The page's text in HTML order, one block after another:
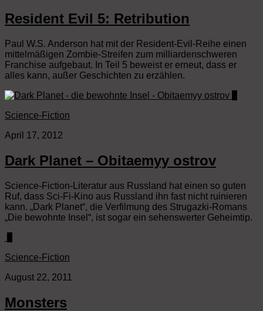
Resident Evil 5: Retribution
Paul W.S. Anderson hat mit der Resident-Evil-Reihe einen
mittelmäßigen Zombie-Streifen zum milliardenschweren
Franchise aufgebaut. In Teil 5 beweist er erneut, dass er
alles kann, außer Geschichten zu erzählen.
Science-Fiction
April 17, 2012
Dark Planet – Obitaemyy ostrov
Science-Fiction-Literatur aus Russland hat einen so guten
Ruf, dass Sci-Fi-Kino aus Russland ihn fast nicht ruinieren
kann. „Dark Planet“, die Verfilmung des Strugazki-Romans
„Die bewohnte Insel“, ist sogar ein sehenswerter Geheimtip.
Science-Fiction
August 22, 2011
Monsters